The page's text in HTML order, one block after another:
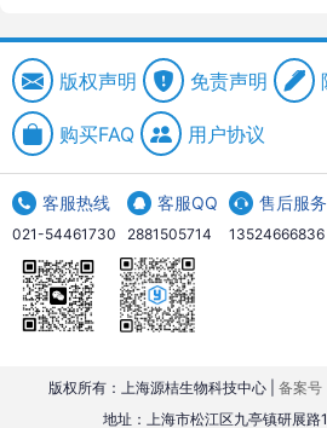
版权声明 免责声明
购买FAQ 用户协议
客服热线
021-54461730
客服QQ
2881505714
售后服务
13524666836
版权所有：上海源桔生物科技中心 | 备案
地址：上海市松江区九亭镇研展